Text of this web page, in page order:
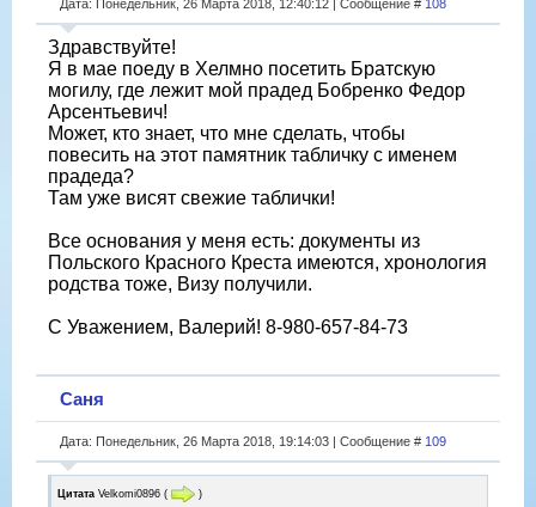
Дата: Понедельник, 26 Марта 2018, 12:40:12 | Сообщение # 108
Здравствуйте!
Я в мае поеду в Хелмно посетить Братскую
могилу, где лежит мой прадед Бобренко Федор
Арсентьевич!
Может, кто знает, что мне сделать, чтобы
повесить на этот памятник табличку с именем
прадеда?
Там уже висят свежие таблички!
Все основания у меня есть: документы из
Польского Красного Креста имеются, хронология
родства тоже, Визу получили.
С Уважением, Валерий! 8-980-657-84-73
Саня
Дата: Понедельник, 26 Марта 2018, 19:14:03 | Сообщение # 109
Цитата Velkomi0896 ( )